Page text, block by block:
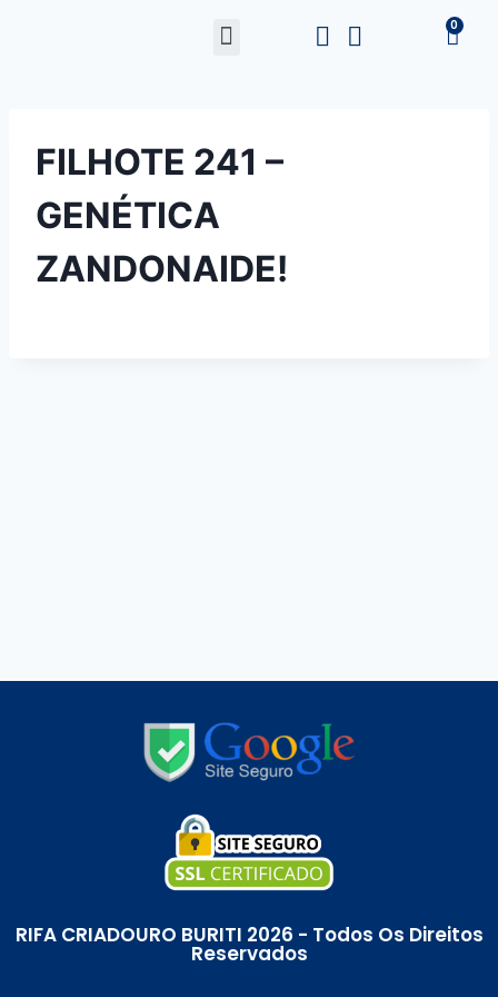
FILHOTE 241 –
GENÉTICA
ZANDONAIDE!
RIFA CRIADOURO BURITI 2026 - Todos Os Direitos
Reservados